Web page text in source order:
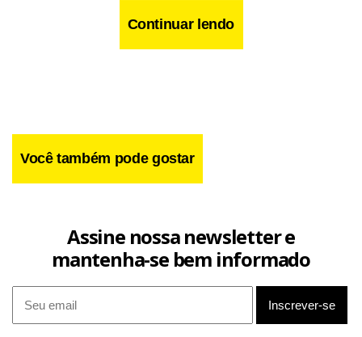
Continuar lendo
Você também pode gostar
Assine nossa newsletter e
mantenha-se bem informado